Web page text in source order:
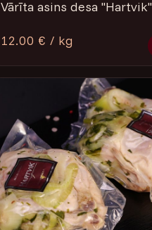
Vārīta asins desa "Hartvik"
12.00 € / kg